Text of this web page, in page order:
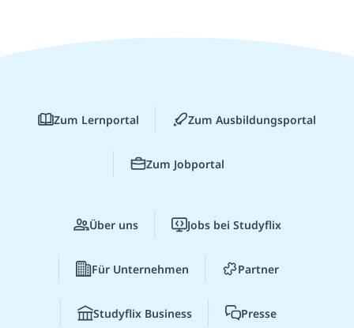
Zum Lernportal Zum Ausbildungsportal
Zum Jobportal
Über uns Jobs bei Studyflix
Für Unternehmen Partner
Studyflix Business Presse